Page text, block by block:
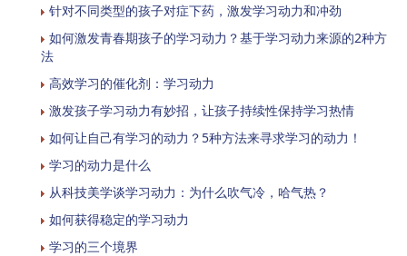
针对不同类型的孩子对症下药，激发学习动力和冲劲
如何激发青春期孩子的学习动力？基于学习动力来源的2种方
法
高效学习的催化剂：学习动力
激发孩子学习动力有妙招，让孩子持续性保持学习热情
如何让自己有学习的动力？5种方法来寻求学习的动力！
学习的动力是什么
从科技美学谈学习动力：为什么吹气冷，哈气热？
如何获得稳定的学习动力
学习的三个境界